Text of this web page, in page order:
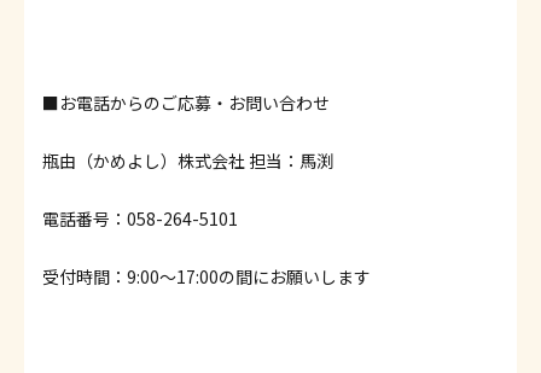
■お電話からのご応募・お問い合わせ
瓶由（かめよし）株式会社 担当：馬渕
電話番号：058-264-5101
受付時間：9:00～17:00の間にお願いします